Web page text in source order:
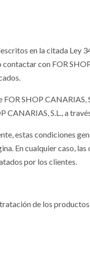
en la citada Ley
con FOR
SHOP CANARIAS,
S.L., a
estas condiciones
En cualquier caso,
por los clientes.
de los